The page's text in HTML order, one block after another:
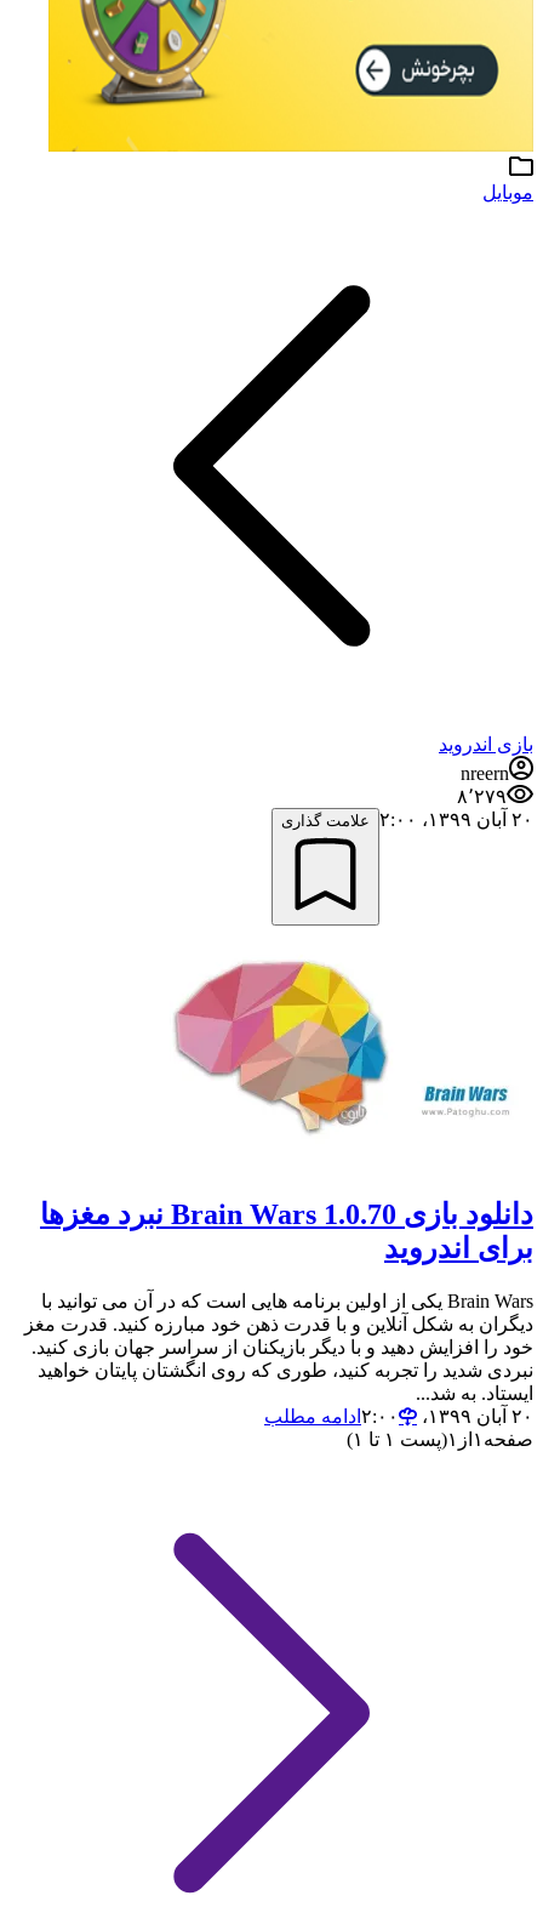
موبایل
بازی اندروید
nreern
۸٬۲۷۹
۲۰ آبان ۱۳۹۹،‏ ۲:۰۰
علامت گذاری
دانلود بازی Brain Wars 1.0.70 نبرد مغزها
برای اندروید
Brain Wars یکی از اولین برنامه هایی است که در آن می توانید با
دیگران به شکل آنلاین و با قدرت ذهن خود مبارزه کنید. قدرت مغز
خود را افزایش دهید و با دیگر بازیکنان از سراسر جهان بازی کنید.
نبردی شدید را تجربه کنید، طوری که روی انگشتان پایتان خواهید
ایستاد. به شد...
۲۰ آبان ۱۳۹۹،‏ ۲:۰۰
ادامه مطلب
صفحه ۱ از ۱(پست ۱ تا ۱)